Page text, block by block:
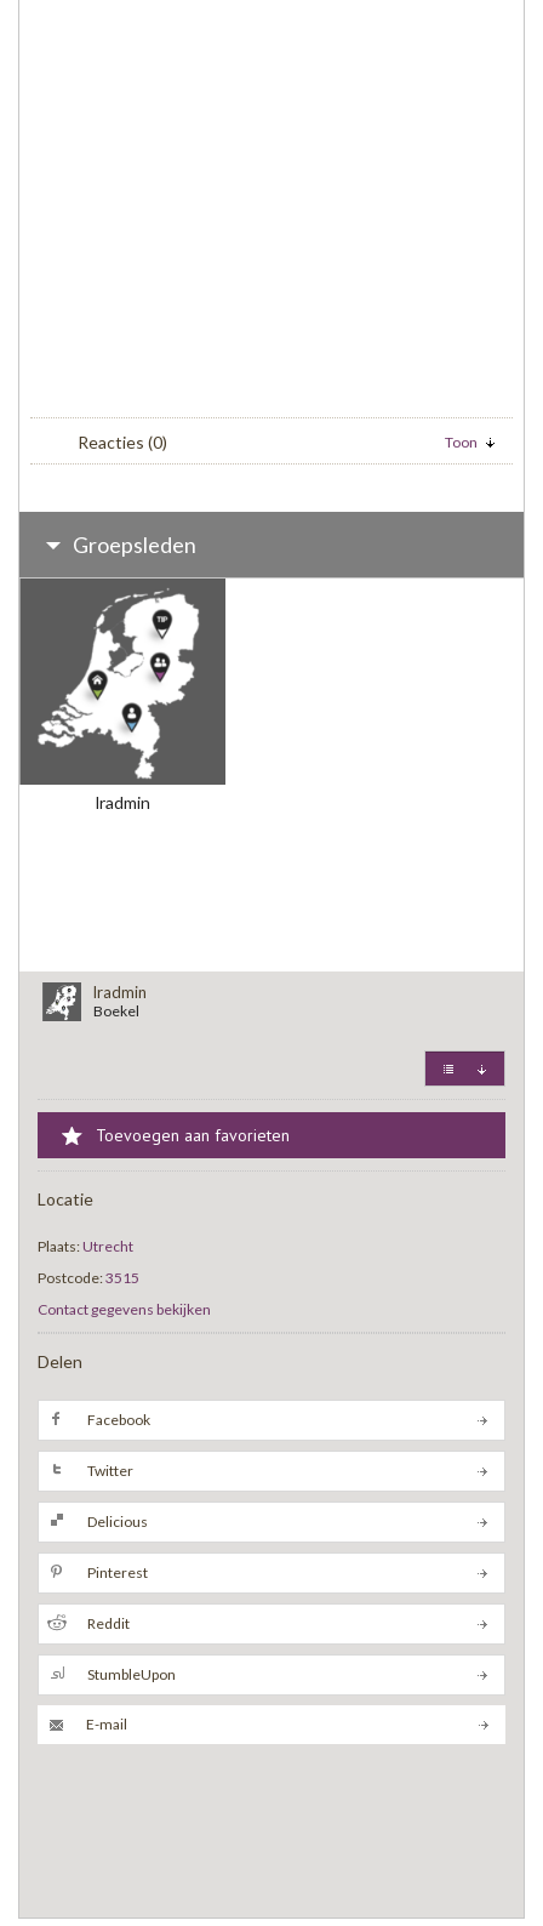
Reacties (0) Toon
Groepsleden
lradmin
lradmin
Boekel
Toevoegen aan favorieten
Locatie
Plaats:Utrecht
Postcode:3515
Contact gegevens bekijken
Delen
Facebook
Twitter
Delicious
Pinterest
Reddit
StumbleUpon
E-mail